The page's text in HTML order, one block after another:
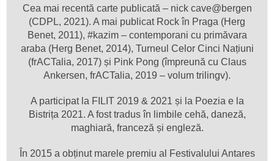
Cea mai recentă carte publicată – nick cave@bergen
(CDPL, 2021). A mai publicat Rock în Praga (Herg
Benet, 2011), #kazim – contemporani cu primăvara
araba (Herg Benet, 2014), Turneul Celor Cinci Națiuni
(frACTalia, 2017) și Pink Pong (împreună cu Claus
Ankersen, frACTalia, 2019 – volum trilingv).
A participat la FILIT 2019 & 2021 și la Poezia e la
Bistrița 2021. A fost tradus în limbile cehă, daneză,
maghiară, franceză și engleză.
În 2015 a obținut marele premiu al Festivalului Antares